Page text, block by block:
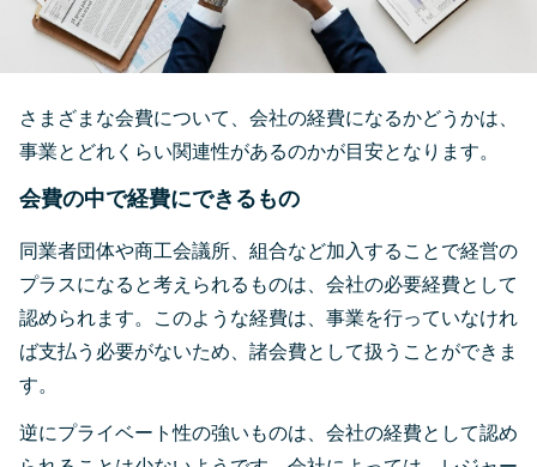
さまざまな会費について、会社の経費になるかどうかは、
事業とどれくらい関連性があるのかが目安となります。
会費の中で経費にできるもの
同業者団体や商工会議所、組合など加入することで経営の
プラスになると考えられるものは、会社の必要経費として
認められます。このような経費は、事業を行っていなけれ
ば支払う必要がないため、諸会費として扱うことができま
す。
逆にプライベート性の強いものは、会社の経費として認め